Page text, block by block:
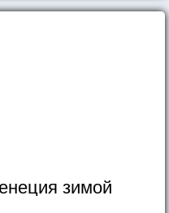
зимой